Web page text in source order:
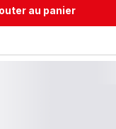
Machine
à
au panier